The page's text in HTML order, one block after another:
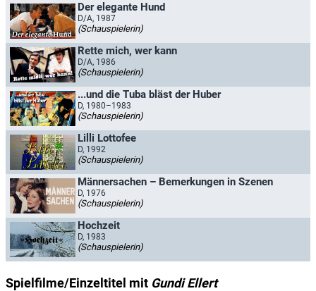
Der elegante Hund
D/A, 1987
(Schauspielerin)
Rette mich, wer kann
D/A, 1986
(Schauspielerin)
...und die Tuba bläst der Huber
D, 1980–1983
(Schauspielerin)
Lilli Lottofee
D, 1992
(Schauspielerin)
Männersachen – Bemerkungen in Szenen
D, 1976
(Schauspielerin)
Hochzeit
D, 1983
(Schauspielerin)
Spielfilme/Einzeltitel mit Gundi Ellert